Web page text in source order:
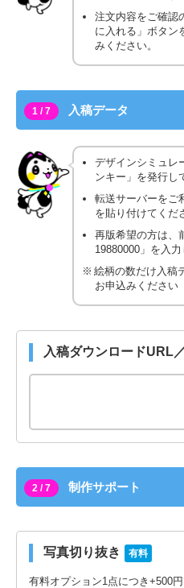
注文内容をご確認
に入れる」ボタン
みください。
1 / 7 入稿データ
デザインシミュレ
ンキー」を発行し
転送サーバーをご
を貼り付けてくだ
再版希望の方は、
19880000」を入力
絵柄の数だけ入稿
お申込みください
入稿ダウンロードURL
2 / 7 制作サポート
写真切り抜き 有料
有料オプション1点につき+500